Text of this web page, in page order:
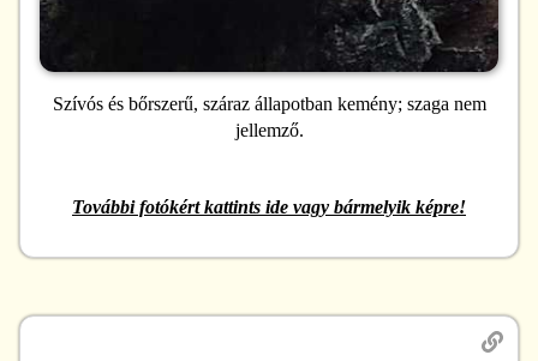
Szívós és bőrszerű, száraz állapotban kemény; szaga nem
jellemző.
További fotókért kattints ide vagy bármelyik képre!